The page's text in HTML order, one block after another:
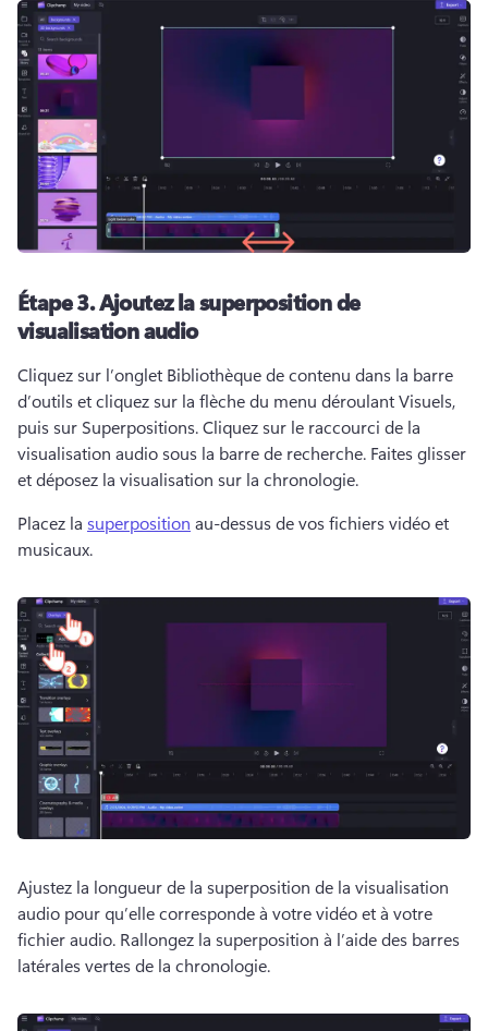
Étape 3.Ajoutez la superposition de
visualisation audio
Cliquez sur l’onglet Bibliothèque de contenu dans la barre
d’outils et cliquez sur la flèche du menu déroulant Visuels,
puis sur Superpositions. Cliquez sur le raccourci de la
visualisation audio sous la barre de recherche. Faites glisser
et déposez la visualisation sur la chronologie.
Placez la superposition au-dessus de vos fichiers vidéo et
musicaux.
Ajustez la longueur de la superposition de la visualisation
audio pour qu’elle corresponde à votre vidéo et à votre
fichier audio. Rallongez la superposition à l’aide des barres
latérales vertes de la chronologie.